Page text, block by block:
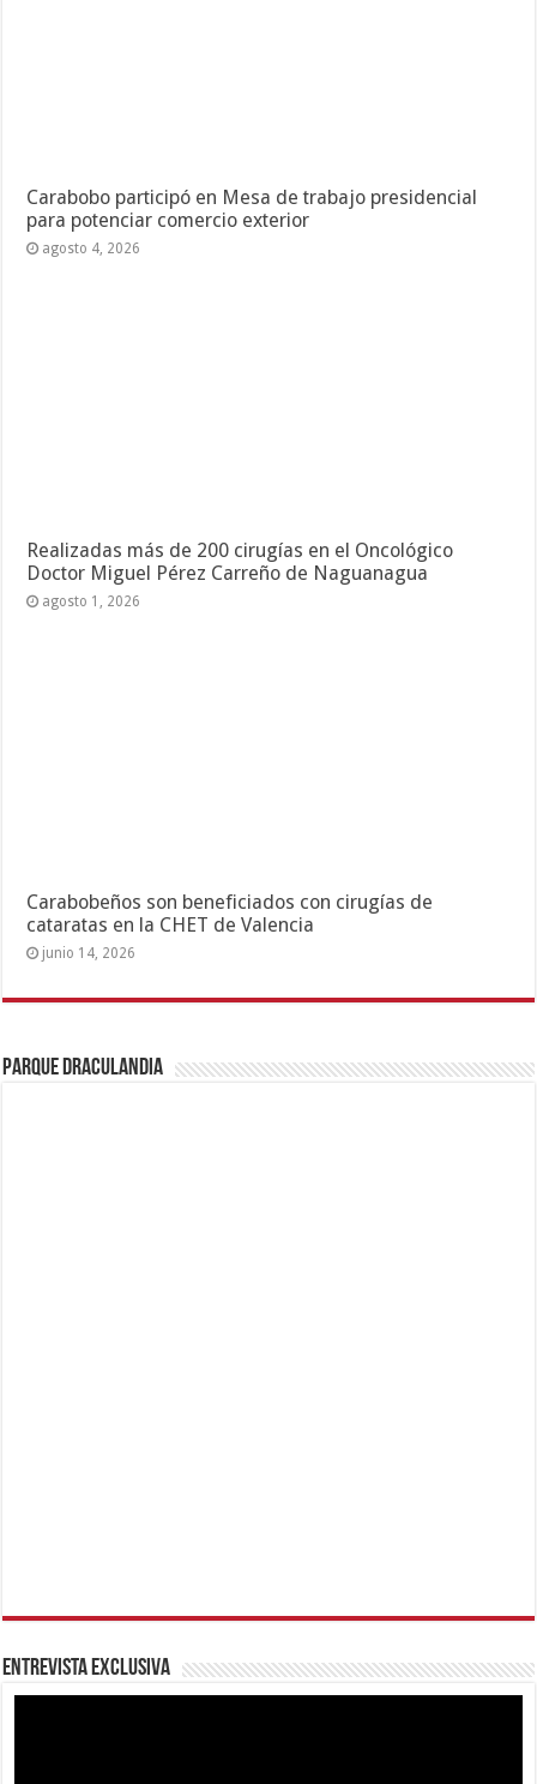
Carabobo participó en Mesa de trabajo presidencial
para potenciar comercio exterior
agosto 4, 2026
Realizadas más de 200 cirugías en el Oncológico
Doctor Miguel Pérez Carreño de Naguanagua
agosto 1, 2026
Carabobeños son beneficiados con cirugías de
cataratas en la CHET de Valencia
junio 14, 2026
Parque Draculandia
Entrevista Exclusiva